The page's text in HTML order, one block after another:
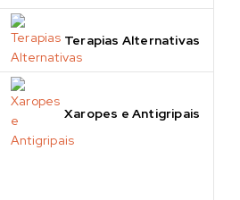
Terapias Alternativas
Xaropes e Antigripais